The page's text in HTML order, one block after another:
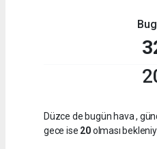
Düzce de bugün hava,
gece ise 20olması